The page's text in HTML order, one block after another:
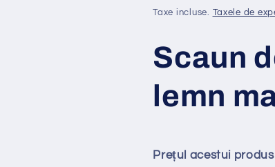
obișnuit
Taxe incluse. Taxele de
Scaun
lemn
Prețul acestui